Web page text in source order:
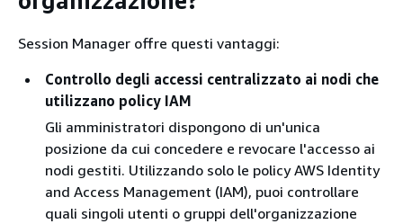
Session Manager offre questi vantaggi:
Controllo degli accessi centralizzato ai nodi che
utilizzano policy IAM
Gli amministratori dispongono di un'unica
posizione da cui concedere e revocare l'accesso ai
nodi gestiti. Utilizzando solo le policy AWS Identity
and Access Management (IAM), puoi controllare
quali singoli utenti o gruppi dell'organizzazione